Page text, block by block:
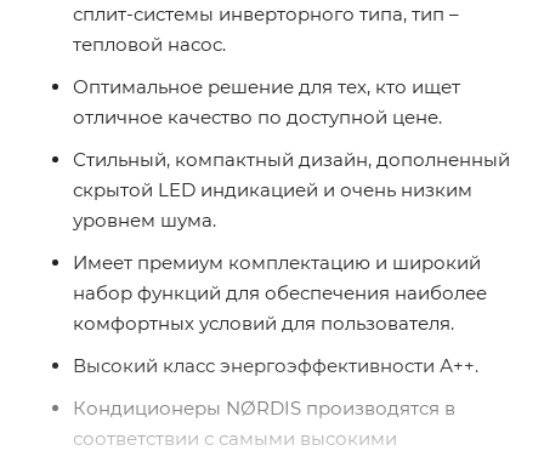
сплит-системы инверторного типа, тип –
тепловой насос.
Оптимальное решение для тех, кто ищет
отличное качество по доступной цене.
Стильный, компактный дизайн, дополненный
скрытой LED индикацией и очень низким
уровнем шума.
Имеет премиум комплектацию и широкий
набор функций для обеспечения наиболее
комфортных условий для пользователя.
Высокий класс энергоэффективности А++.
Кондиционеры NØRDIS производятся в
соответствии с самыми высокими